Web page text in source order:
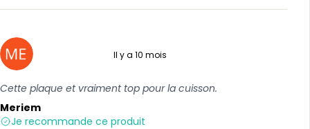
Il y a 10 mois
Cette plaque et vraiment top pour la cuisson.
Meriem
Je recommande ce produit